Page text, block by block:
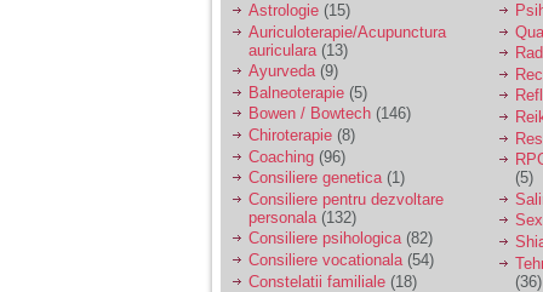
Astrologie (15)
Auriculoterapie/Acupunctura
auriculara (13)
Ayurveda(9)
Balneoterapie (5)
Bowen / Bowtech (146)
Chiroterapie (8)
Coaching (96)
Consiliere genetica(1)
Consiliere pentru dezvoltare
personala (132)
Consiliere psihologica(82)
Consiliere vocationala (54)
Constelatii familiale (18)
(5)
(36)